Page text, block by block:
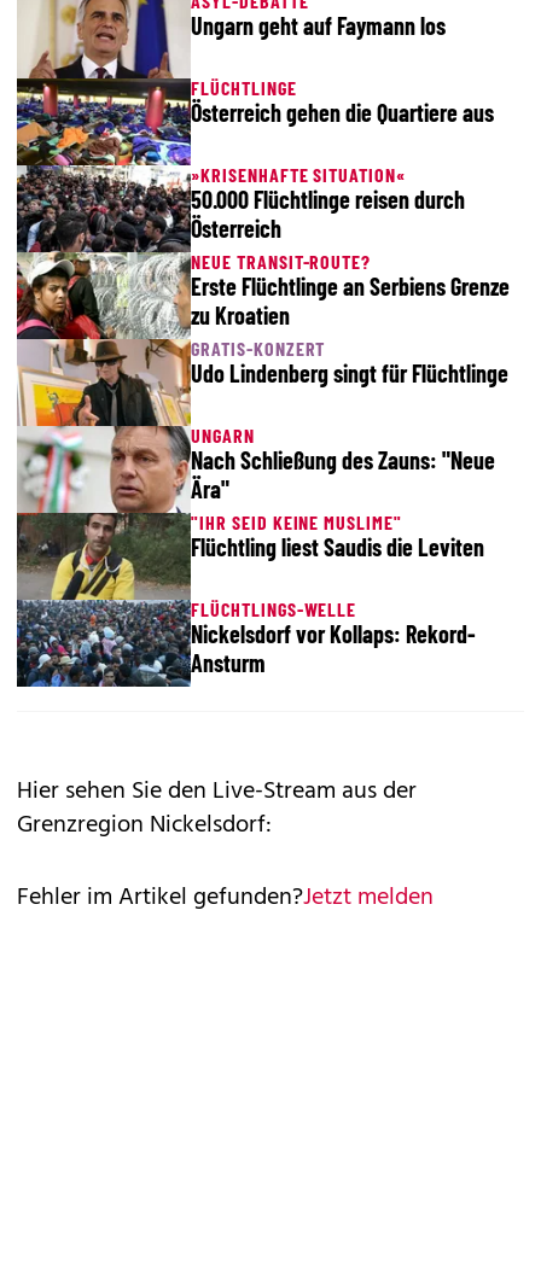
Ungarn geht auf Faymann los
FLÜCHTLINGE
Österreich gehen die Quartiere aus
»KRISENHAFTE SITUATION«
50.000 Flüchtlinge reisen durch
Österreich
NEUE TRANSIT-ROUTE?
Erste Flüchtlinge an Serbiens Grenze
zu Kroatien
GRATIS-KONZERT
Udo Lindenberg singt für Flüchtlinge
UNGARN
Nach Schließung des Zauns: "Neue
Ära"
"IHR SEID KEINE MUSLIME"
Flüchtling liest Saudis die Leviten
FLÜCHTLINGS-WELLE
Nickelsdorf vor Kollaps: Rekord-
Ansturm
Hier sehen Sie den Live-Stream aus der
Grenzregion Nickelsdorf:
Fehler im Artikel gefunden?Jetzt melden